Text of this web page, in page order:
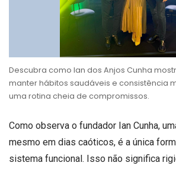
Descubra como Ian dos Anjos Cunha
manter hábitos saudáveis e consistência
uma rotina cheia de compromissos.
Como observa o fundador Ian Cunha,
mesmo em dias caóticos, é a única
sistema funcional. Isso não significa